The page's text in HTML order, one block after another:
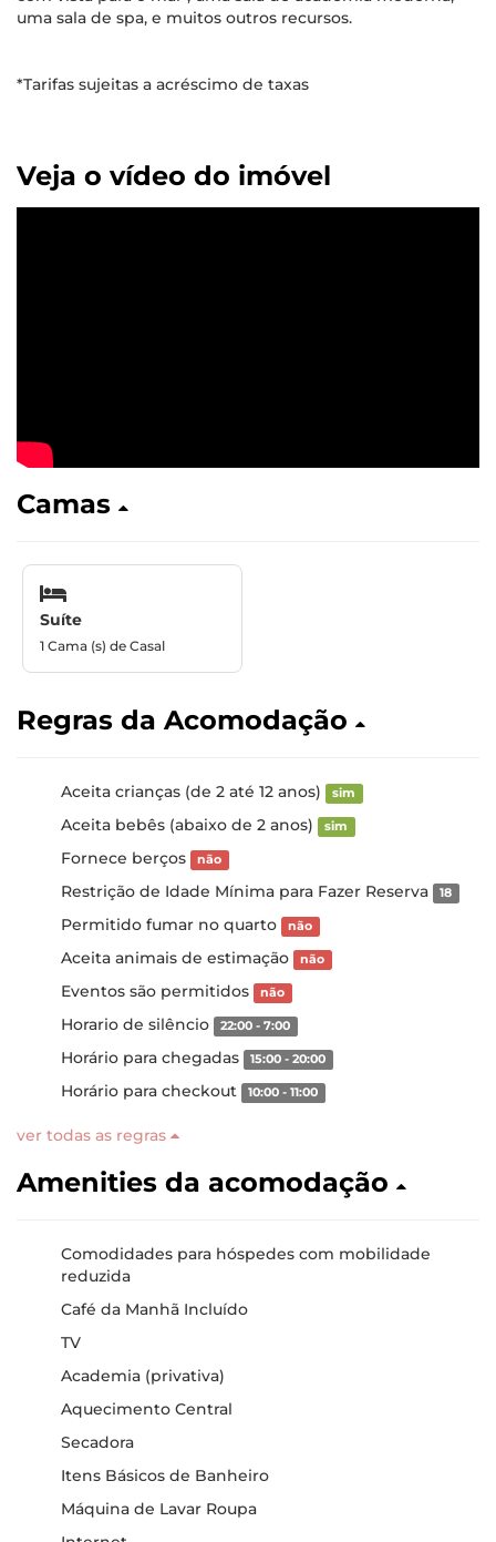
uma sala de spa, e muitos outros recursos.
*Tarifas sujeitas a acréscimo de taxas
Veja o vídeo do imóvel
Camas
Suíte
1 Cama (s) de Casal
Regras da Acomodação
Aceita crianças (de 2 até 12 anos) sim
Aceita bebês (abaixo de 2 anos) sim
Fornece berços não
Restrição de Idade Mínima para Fazer Reserva 18
Permitido fumar no quarto não
Aceita animais de estimação não
Eventos são permitidos não
Horario de silêncio 22:00 - 7:00
Horário para chegadas 15:00 - 20:00
Horário para checkout 10:00 - 11:00
ver todas as regras
Amenities da acomodação
Comodidades para hóspedes com mobilidade
reduzida
Café da Manhã Incluído
TV
Academia (privativa)
Aquecimento Central
Secadora
Itens Básicos de Banheiro
Máquina de Lavar Roupa